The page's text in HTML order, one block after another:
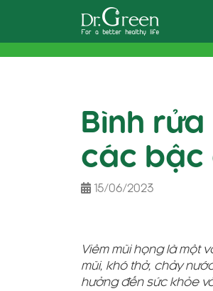
Bình rửa
các bậc
15/06/2023
Viêm mũi họng là một
mũi, khó thở, chảy
hưởng đến sức khỏe